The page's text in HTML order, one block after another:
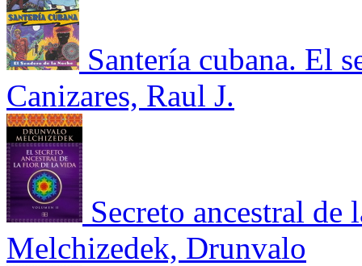
Santería cubana. El
Canizares, Raul J.
Secreto ancestral
Melchizedek, Drunvalo